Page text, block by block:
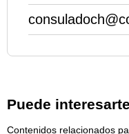
Puede interesarte
Contenidos relacionados